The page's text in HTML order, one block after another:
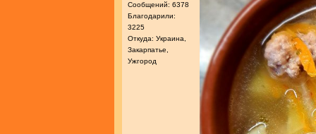
Сообщений: 6378
Благодарили:
3225
Откуда: Украина,
Закарпатье,
Ужгород